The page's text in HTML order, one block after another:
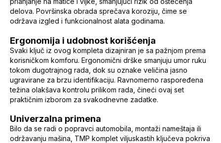
delova. Površinska obrada sprečava koroziju, čime se
održava izgled i funkcionalnost alatа godinama.
Ergonomija i udobnost korišćenja
Svaki ključ iz ovog kompleta dizajniran je sa pažnjom prema
korisničkom komforu. Ergonomični drške smanjuju umor ruku
tokom dugotrajnog rada, dok su oznake veličina jasno
ugravirane za brzu identifikaciju. Ravnomerno raspoređena
težina olakšava kontrolu prilikom rada, čineći ovaj set
praktičnim izborom za svakodnevne zadatke.
Univerzalna primena
Bilo da se radi o popravci automobila, montaži nameštaja ili
održavanju mašina, TMP komplet viljuskastih ključeva pokriva